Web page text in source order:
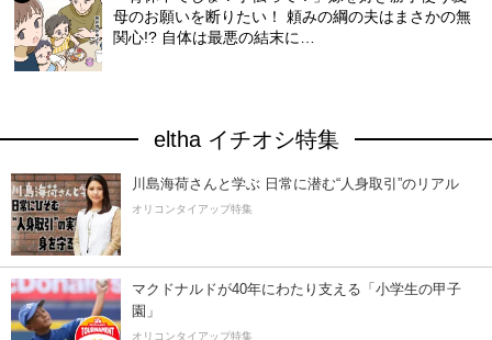
母のお願いを断りたい！ 頼みの綱の夫はまさかの無
関心!? 自体は最悪の結末に…
eltha イチオシ特集
川島海荷さんと学ぶ 日常に潜む“人身取引”のリアル
オリコンタイアップ特集
マクドナルドが40年にわたり支える「小学生の甲子
園」
オリコンタイアップ特集